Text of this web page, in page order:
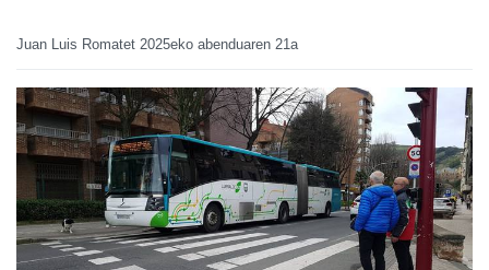
Juan Luis Romatet 2025eko abenduaren 21a